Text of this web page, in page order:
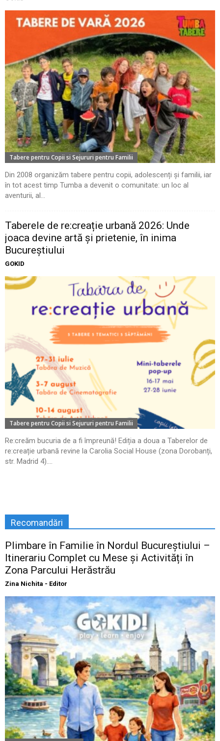
Tabere pentru Copii si Sejururi pentru Familii
Din 2008 organizăm tabere pentru copii, adolescenți și familii, iar
în tot acest timp Tumba a devenit o comunitate: un loc al
aventurii, al...
Taberele de re:creație urbană 2026: Unde
joaca devine artă și prietenie, în inima
Bucureștiului
GOKID
Tabere pentru Copii si Sejururi pentru Familii
Re:creăm bucuria de a fi împreună! Ediția a doua a Taberelor de
re:creație urbană revine la Carolia Social House (zona Dorobanți,
str. Madrid 4)....
Recomandări
Plimbare în Familie în Nordul Bucureștiului –
Itinerariu Complet cu Mese și Activități în
Zona Parcului Herăstrău
Zina Nichita - Editor